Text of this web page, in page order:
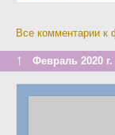
Все комментарии к
↑ Февраль 2020 г.